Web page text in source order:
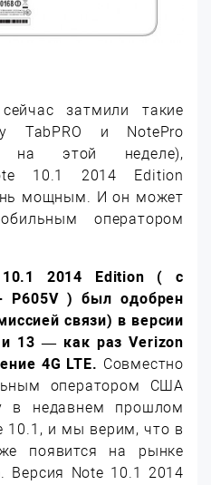
затмили такие
TabPRO и NotePro
на этой неделе),
10.1 2014 Edition
мощным. И он может
оператором
2014 Edition ( с
P605V ) был одобрен
связи) в версии
13 — как раз Verizon
4G LTE. Совместно
оператором США
в недавнем прошлом
10.1, и мы верим, что в
появится на рынке
Версия Note 10.1 2014